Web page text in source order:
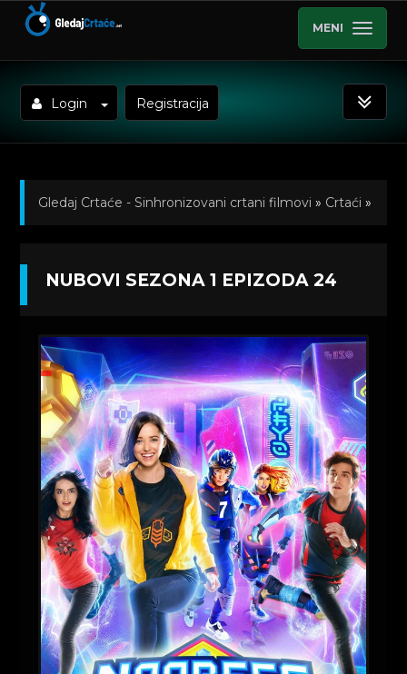
MENI
Login Registracija
Gledaj Crtaće - Sinhronizovani crtani filmovi » Crtaći »
Epizoda 24
NUBOVI SEZONA 1 EPIZODA 24